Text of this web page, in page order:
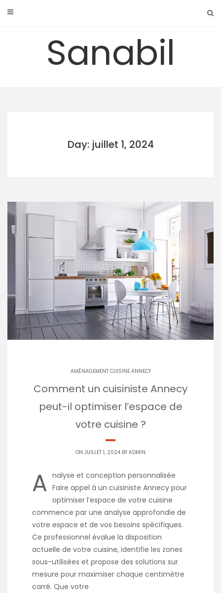
Sanabil
Day: juillet 1, 2024
AMÉNAGEMENT CUISINE ANNECY
Comment un cuisiniste Annecy
peut-il optimiser l’espace de
votre cuisine ?
ON JUILLET 1, 2024 BY ADMIN
A nalyse et conception personnalisée
Faire appel à un cuisiniste Annecy pour
optimiser l’espace de votre cuisine
commence par une analyse approfondie de
votre espace et de vos besoins spécifiques.
Ce professionnel évalue la disposition
actuelle de votre cuisine, identifie les zones
sous-utilisées et propose des solutions sur
mesure pour maximiser chaque centimètre
carré. Que votre